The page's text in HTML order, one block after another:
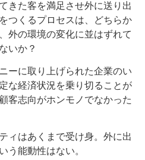
きた客を満足させ外に送り出
つくるプロセスは、どちらか
外の環境の変化に並はずれて
いか？
に取り上げられた企業のい
な経済状況を乗り切ることが
客志向がホンモノでなかった
はあくまで受け身。外に出
う能動性はない。